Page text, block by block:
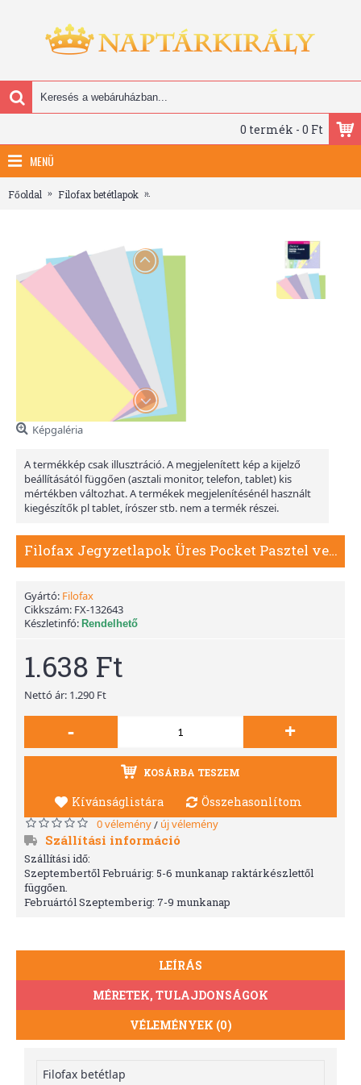
0 termék - 0 Ft
MENÜ
Főoldal Filofax betétlapok
Képgaléria
A termékkép csak illusztráció. A megjelenített kép a kijelző
beállításától függően (asztali monitor, telefon, tablet) kis
mértékben változhat. A termékek megjelenítésénél használt
kiegészítők pl tablet, írószer stb. nem a termék részei.
Filofax Jegyzetlapok Üres Pocket Pasztel vegyes
Gyártó: Filofax
Cikkszám: FX-132643
Készletinfó: Rendelhető
1.638 Ft
Nettó ár: 1.290 Ft
- +
KOSÁRBA TESZEM
Kívánságlistára Összehasonlítom
0 vélemény/ új vélemény
Szállítási információ
Szállítási idő:
Szeptembertől Februárig: 5-6 munkanap raktárkészlettől
függően.
Februártól Szeptemberig: 7-9 munkanap
LEÍRÁS
MÉRETEK, TULAJDONSÁGOK
VÉLEMÉNYEK (0)
Filofax betétlap